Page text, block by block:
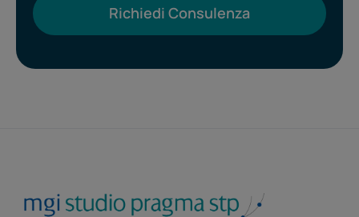
Richiedi Consulenza